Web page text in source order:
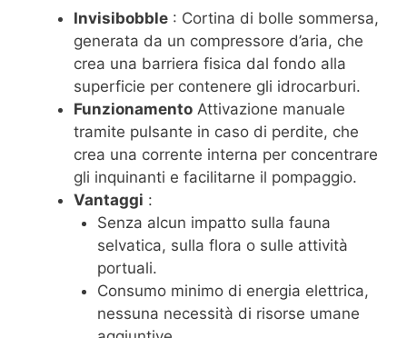
Invisibobble : Cortina di bolle sommersa,
generata da un compressore d’aria, che
crea una barriera fisica dal fondo alla
superficie per contenere gli idrocarburi.
Funzionamento Attivazione manuale
tramite pulsante in caso di perdite, che
crea una corrente interna per concentrare
gli inquinanti e facilitarne il pompaggio.
Vantaggi :
Senza alcun impatto sulla fauna
selvatica, sulla flora o sulle attività
portuali.
Consumo minimo di energia elettrica,
nessuna necessità di risorse umane